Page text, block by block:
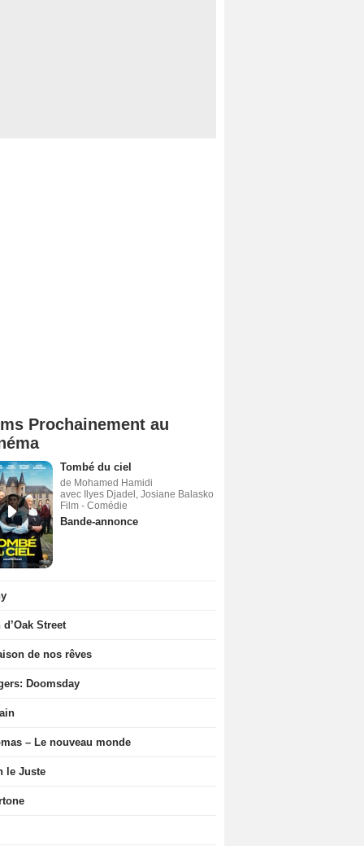
Prochainement au
Tombé du ciel
de Mohamed Hamidi
avec Ilyes Djadel, Josiane Balasko
Film - Comédie
Bande-annonce
d’Oak Street
de nos rêves
Doomsday
– Le nouveau monde
le Juste